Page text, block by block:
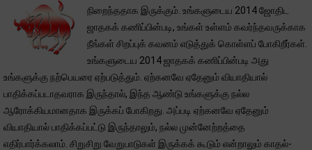
நிறைந்ததாக இருக்கும். உங்களுடைய 2014 ஜோதிட
ஜாதகக் கணிப்பின்படி, உங்கள் உள்ளம் கவர்ந்தவருக்காக
நீங்கள் சிறப்புக் கவனம் எடுத்துக் கொள்ளப் போகிறீர்கள்.
உங்களுடைய 2014 ஜாதகக் கணிப்பின்படி அது
உங்களுக்கு நற்பெயரை ஏற்படுத்தும். ஏற்கனவே ஏதேனும் வியாதியால்
பாதிக்கப்படாதவராக இருந்தால், இந்த ஆண்டு உங்களுக்கு நல்ல
ஆரோக்கியமானதாக இருக்கப் போகிறது. அப்படி ஏற்கனவே ஏதேனும்
வியாதியால் பாதிக்கப்பட்டு இருந்தாலும், நல்ல முன்னேற்றத்தை
எதிர்பார்க்கலாம். சிறுசிறு வேறுபாடுகள் இருக்கக் கூடும் என்றாலும் காதல்-